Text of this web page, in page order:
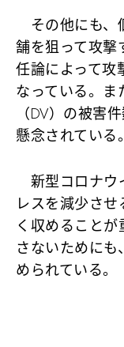
その他にも、
舗を狙って攻撃
任論によって攻
なっている。ま
（DV）の被害
懸念されている。
新型コロナウ
レスを減少さ
く収めること
さないためにも
められている。